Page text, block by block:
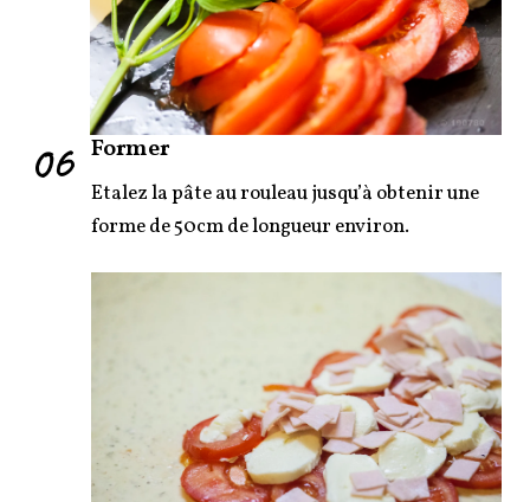
06 Former
Etalez la pâte au rouleau jusqu’à obtenir une
forme de 50cm de longueur environ.